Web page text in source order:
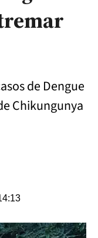
de Dengue
Chikungunya